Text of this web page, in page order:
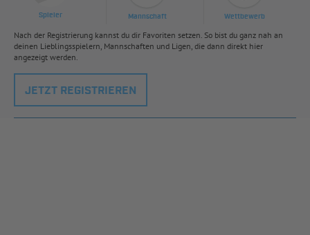
Spieler Mannschaft Wettbewerb
Nach der Registrierung kannst du dir Favoriten setzen. So bist du ganz nah an
deinen Lieblingsspielern, Mannschaften und Ligen, die dann direkt hier
angezeigt werden.
JETZT REGISTRIEREN